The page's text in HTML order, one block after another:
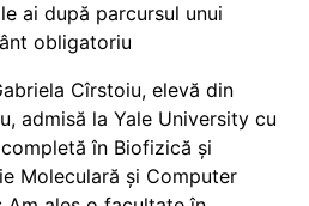
ai după parcursul unui
obligatoriu
Cîrstoiu, elevă din
admisă la Yale University cu
în Biofizică și
Moleculară și Computer